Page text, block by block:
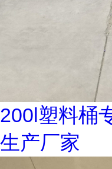
200l塑料桶
生产厂家